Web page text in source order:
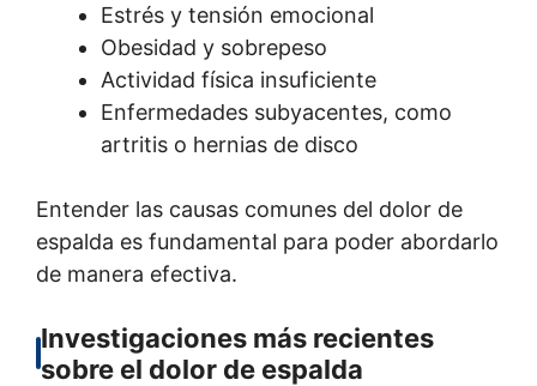
Estrés y tensión emocional
Obesidad y sobrepeso
Actividad física insuficiente
Enfermedades subyacentes, como
artritis o hernias de disco
Entender las causas comunes del dolor de
espalda es fundamental para poder abordarlo
de manera efectiva.
Investigaciones más recientes
sobre el dolor de espalda